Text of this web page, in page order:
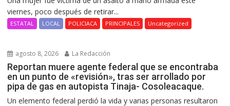
viernes, poco después de retirar...
ESTATAL LOCAL POLICIACA PRINCIPALES Uncategorized
agosto 8, 2026 La Redacción
Reportan muere agente federal que se encontraba
en un punto de «revisión», tras ser arrollado por
pipa de gas en autopista Tinaja- Cosoleacaque.
Un elemento federal perdió la vida y varias personas resultaron